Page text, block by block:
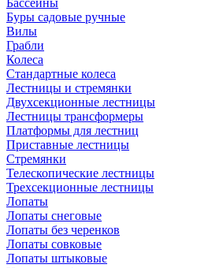
Бассейны
Буры садовые ручные
Вилы
Грабли
Колеса
Стандартные колеса
Лестницы и стремянки
Двухсекционные лестницы
Лестницы трансформеры
Платформы для лестниц
Приставные лестницы
Стремянки
Телескопические лестницы
Трехсекционные лестницы
Лопаты
Лопаты снеговые
Лопаты без черенков
Лопаты совковые
Лопаты штыковые